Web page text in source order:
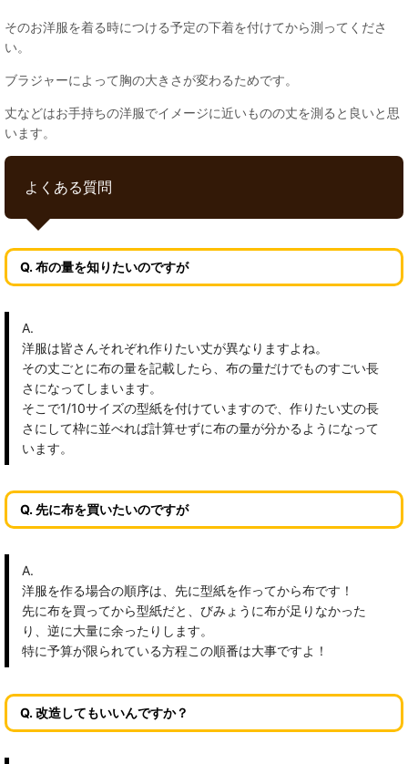
そのお洋服を着る時につける予定の下着を付けてから測ってくださ
い。
ブラジャーによって胸の大きさが変わるためです。
丈などはお手持ちの洋服でイメージに近いものの丈を測ると良いと思
います。
よくある質問
Q. 布の量を知りたいのですが
A.
洋服は皆さんそれぞれ作りたい丈が異なりますよね。
その丈ごとに布の量を記載したら、布の量だけでものすごい長
さになってしまいます。
そこで1/10サイズの型紙を付けていますので、作りたい丈の長
さにして枠に並べれば計算せずに布の量が分かるようになって
います。
Q. 先に布を買いたいのですが
A.
洋服を作る場合の順序は、先に型紙を作ってから布です！
先に布を買ってから型紙だと、びみょうに布が足りなかった
り、逆に大量に余ったりします。
特に予算が限られている方程この順番は大事ですよ！
Q. 改造してもいいんですか？